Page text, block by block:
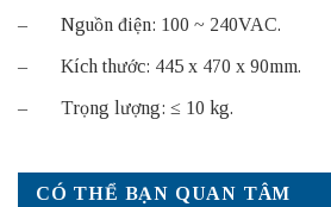
– Nguồn điện: 100 ~ 240VAC.
– Kích thước: 445 x 470 x 90mm.
– Trọng lượng: ≤ 10 kg.
CÓ THỂ BẠN QUAN TÂM